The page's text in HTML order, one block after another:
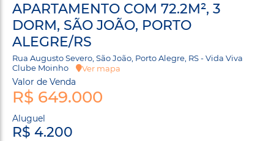
APARTAMENTO COM 72.2M², 3
DORM, SÃO JOÃO, PORTO
ALEGRE/RS
Rua Augusto Severo, São João, Porto Alegre, RS - Vida Viva
Clube Moinho
Ver mapa
Valor de Venda
R$ 649.000
Aluguel
R$ 4.200